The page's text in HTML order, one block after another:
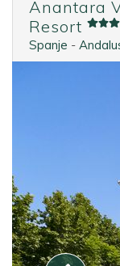
Anantara
Resort
Spanje -